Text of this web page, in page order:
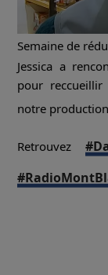
Semaine de
Jessica a
pour
notre
Retrouvez